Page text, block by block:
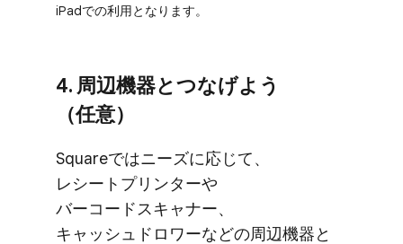
iPadでの​利用となります。
4. 周辺機器と​つなげよう​
（任意）
Squareでは​ニーズに​応じて、​
レシートプリンターや​
バーコードスキャナー、​
キャッシュドロワーなどの​周辺機器と​